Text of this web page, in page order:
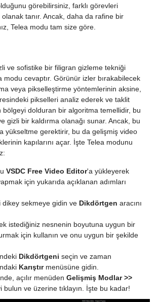
görebilirsiniz, farklı görevleri
tanır. Ancak, daha da rafine bir
Telea modu tam size göre.
ve sofistike bir filigran gizleme tekniği
modu cevaptır. Görünür izler bırakabilecek
veya pikselleştirme yöntemlerinin aksine,
pikselleri analiz ederek ve taklit
bölgeyi dolduran bir algoritma temellidir, bu
gizli bir kaldırma olanağı sunar. Ancak, bu
yükseltme gerektirir, bu da gelişmiş video
kapılarını açar. İşte Telea modunu
VSDC Free Video Editor'a yükleyerek
için yukarıda açıklanan adımları
dikey sekmeye gidin ve Dikdörtgen aracını
istediğiniz nesnenin boyutuna uygun bir
için kullanın ve onu uygun bir şekilde
Dikdörtgeni seçin ve zaman
Karıştırmenüsüne gidin.
açılır menüden Gelişmiş Modlar >>
bulun ve üzerine tıklayın. İşte bu kadar!